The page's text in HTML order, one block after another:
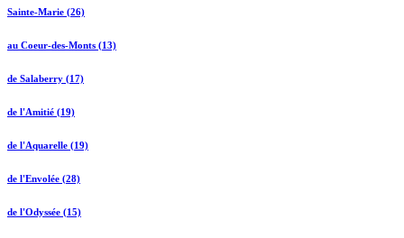
Sainte-Marie (26)
au Coeur-des-Monts (13)
de Salaberry (17)
de l'Amitié (19)
de l'Aquarelle (19)
de l'Envolée (28)
de l'Odyssée (15)